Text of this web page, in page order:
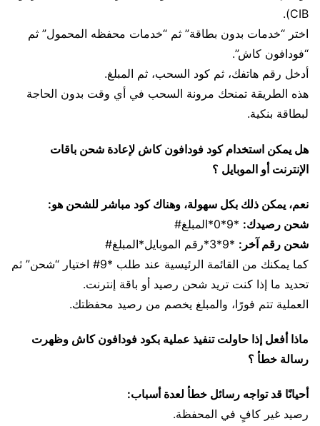
CIB).
اختر “خدمات بدون بطاقة” ثم “خدمات محفظه المحمول” ثم
“فودافون كاش”.
أدخل رقم هاتفك، ثم كود السحب، ثم المبلغ.
هذه الطريقة تمنحك مرونة السحب في أي وقت بدون الحاجة
لبطاقة بنكية.
هل يمكن استخدام كود فودافون كاش لإعادة شحن باقات
الإنترنت أو الموبايل ؟
نعم، يمكن ذلك بكل سهولة، وهناك كود مباشر للشحن هو:
شحن رصيدك: *9*0*المبلغ#
شحن رقم آخر: *9*3*رقم الموبايل*المبلغ#
كما يمكنك من القائمة الرئيسية عند طلب *9# اختيار “شحن” ثم
تحديد ما إذا كنت تريد شحن رصيد أو باقة إنترنت.
العملية تتم فورًا، والمبلغ يخصم من رصيد محفظتك.
ماذا أفعل إذا حاولت تنفيذ عملية بكود فودافون كاش وظهرت
رسالة خطأ ؟
أحيانًا قد تواجه رسائل خطأ لعدة أسباب:
رصيد غير كافٍ في المحفظة.